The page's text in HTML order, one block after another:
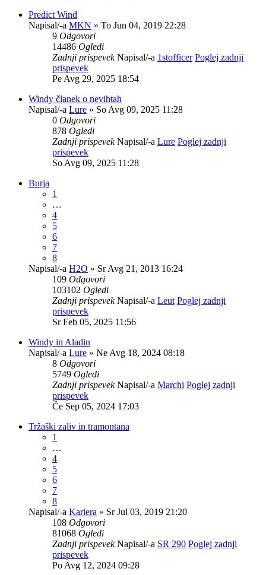
Predict Wind
Napisal/-a MKN » To Jun 04, 2019 22:28
9 Odgovori
14486 Ogledi
Zadnji prispevekNapisal/-a 1stofficer Poglej zadnji
prispevek
Pe Avg 29, 2025 18:54
Windy članek o nevihtah
Napisal/-a Lure » So Avg 09, 2025 11:28
0 Odgovori
878 Ogledi
Zadnji prispevekNapisal/-a Lure Poglej zadnji
prispevek
So Avg 09, 2025 11:28
Burja
1
…
4
5
6
7
8
Napisal/-a H2O » Sr Avg 21, 2013 16:24
109 Odgovori
103102 Ogledi
Zadnji prispevekNapisal/-a Leut Poglej zadnji
prispevek
Sr Feb 05, 2025 11:56
Windy in Aladin
Napisal/-a Lure » Ne Avg 18, 2024 08:18
8 Odgovori
5749 Ogledi
Zadnji prispevekNapisal/-a Marchi Poglej zadnji
prispevek
Če Sep 05, 2024 17:03
Tržaški zaliv in tramontana
1
…
4
5
6
7
8
Napisal/-a Kariera » Sr Jul 03, 2019 21:20
108 Odgovori
81068 Ogledi
Zadnji prispevekNapisal/-a SR 290 Poglej zadnji
prispevek
Po Avg 12, 2024 09:28